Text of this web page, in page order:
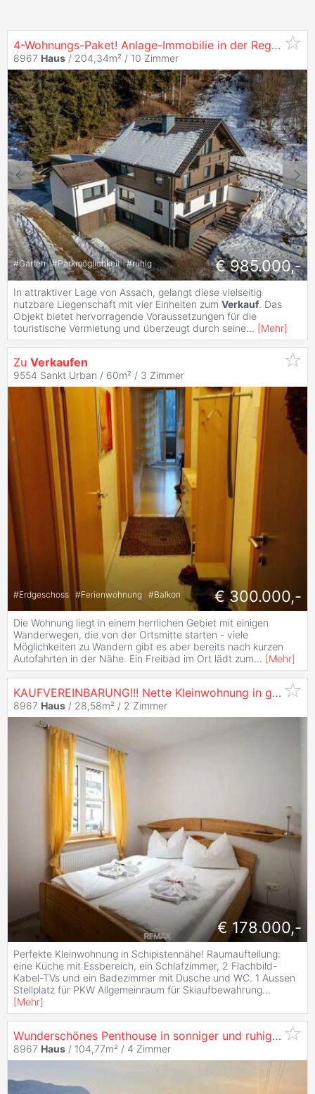
4-Wohnungs-Paket! Anlage-Immobilie in der Region Schladming-Dachstein
8967 Haus / 204,34m² / 10 Zimmer
#Garten #Parkmöglichkeit #ruhig € 985.000,-
In attraktiver Lage von Assach, gelangt diese vielseitig
nutzbare Liegenschaft mit vier Einheiten zum Verkauf. Das
Objekt bietet hervorragende Voraussetzungen für die
touristische Vermietung und überzeugt durch seine... [Mehr]
Zu Verkaufen
9554 Sankt Urban / 60m² / 3 Zimmer
#Erdgeschoss #Ferienwohnung #Balkon € 300.000,-
Die Wohnung liegt in einem herrlichen Gebiet mit einigen
Wanderwegen, die von der Ortsmitte starten - viele
Möglichkeiten zu Wandern gibt es aber bereits nach kurzen
Autofahrten in der Nähe. Ein Freibad im Ort lädt zum... [Mehr]
KAUFVEREINBARUNG!!! Nette Kleinwohnung in guter Lage!
8967 Haus / 28,58m² / 2 Zimmer
€ 178.000,-
Perfekte Kleinwohnung in Schipistennähe! Raumaufteilung:
eine Küche mit Essbereich, ein Schlafzimmer, 2 Flachbild-
Kabel-TVs und ein Badezimmer mit Dusche und WC. 1 Aussen
Stellplatz für PKW Allgemeinraum für Skiaufbewahrung...
[Mehr]
Wunderschönes Penthouse in sonniger und ruhiger Lage
8967 Haus / 104,77m² / 4 Zimmer